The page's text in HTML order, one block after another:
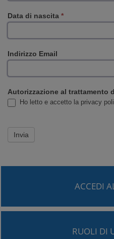
Data di nascita *
Indirizzo Email
Autorizzazione al trattamento
Ho letto e accetto la privacy
ACCEDI
RUOLI DI